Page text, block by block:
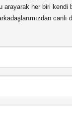
arayarak her biri kendi
canlı